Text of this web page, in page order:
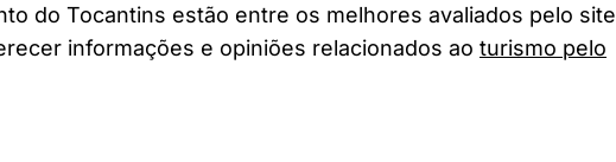
do Tocantins estão entre os melhores avaliados pelo site
informações e opiniões relacionados ao turismo pelo